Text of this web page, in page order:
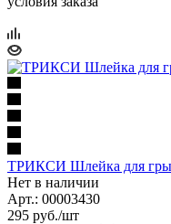
ТРИКСИ Шлейка для
Нет в наличии
Арт.: 00003430
295 руб./шт